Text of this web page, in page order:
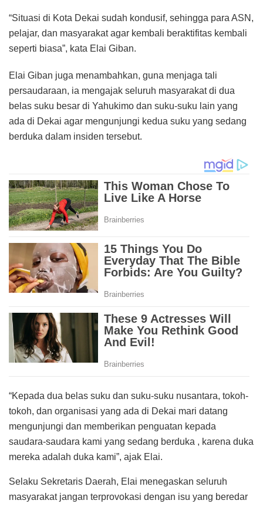
“Situasi di Kota Dekai sudah kondusif, sehingga para ASN,
pelajar, dan masyarakat agar kembali beraktifitas kembali
seperti biasa”, kata Elai Giban.
Elai Giban juga menambahkan, guna menjaga tali
persaudaraan, ia mengajak seluruh masyarakat di dua
belas suku besar di Yahukimo dan suku-suku lain yang
ada di Dekai agar mengunjungi kedua suku yang sedang
berduka dalam insiden tersebut.
“Kepada dua belas suku dan suku-suku nusantara, tokoh-
tokoh, dan organisasi yang ada di Dekai mari datang
mengunjungi dan memberikan penguatan kepada
saudara-saudara kami yang sedang berduka , karena duka
mereka adalah duka kami”, ajak Elai.
Selaku Sekretaris Daerah, Elai menegaskan seluruh
masyarakat jangan terprovokasi dengan isu yang beredar